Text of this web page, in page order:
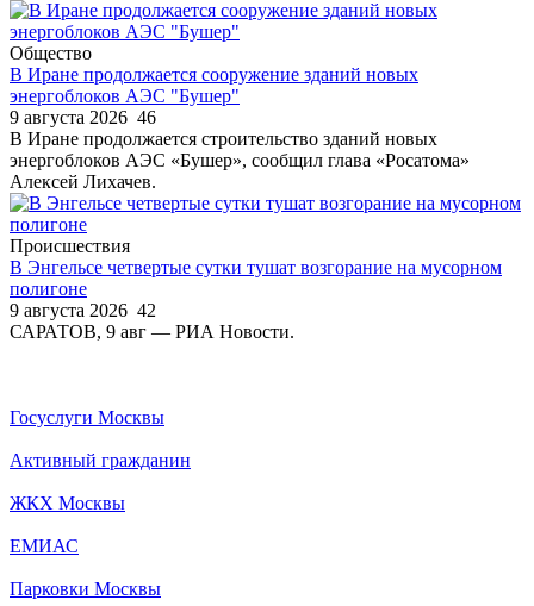
Общество
В Иране продолжается сооружение зданий новых
энергоблоков АЭС "Бушер"
9 августа 2026 46
В Иране продолжается строительство зданий новых
энергоблоков АЭС «Бушер», сообщил глава «Росатома»
Алексей Лихачев.
Происшествия
В Энгельсе четвертые сутки тушат возгорание на мусорном
полигоне
9 августа 2026 42
САРАТОВ, 9 авг — РИА Новости.
Госуслуги Москвы
Активный гражданин
ЖКХ Москвы
ЕМИАС
Парковки Москвы